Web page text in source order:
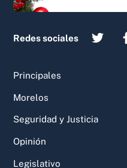
Redes sociales
Principales
Morelos
Seguridad y Justicia
Opinión
Legislativo